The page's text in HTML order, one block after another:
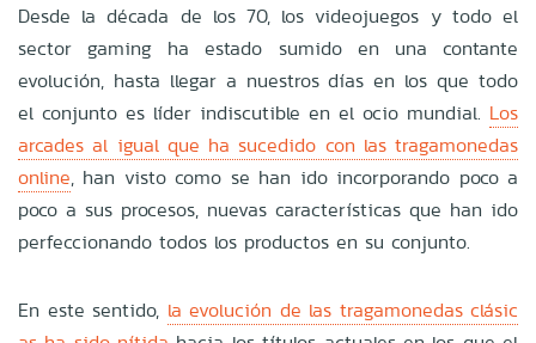
Desde la década de los 70, los videojuegos y todo el
sector gaming ha estado sumido en una contante
evolución, hasta llegar a nuestros días en los que todo
el conjunto es líder indiscutible en el ocio mundial. Los
arcades al igual que ha sucedido con las tragamonedas
online, han visto como se han ido incorporando poco a
poco a sus procesos, nuevas características que han ido
perfeccionando todos los productos en su conjunto.
En este sentido, la evolución de las tragamonedas clásic